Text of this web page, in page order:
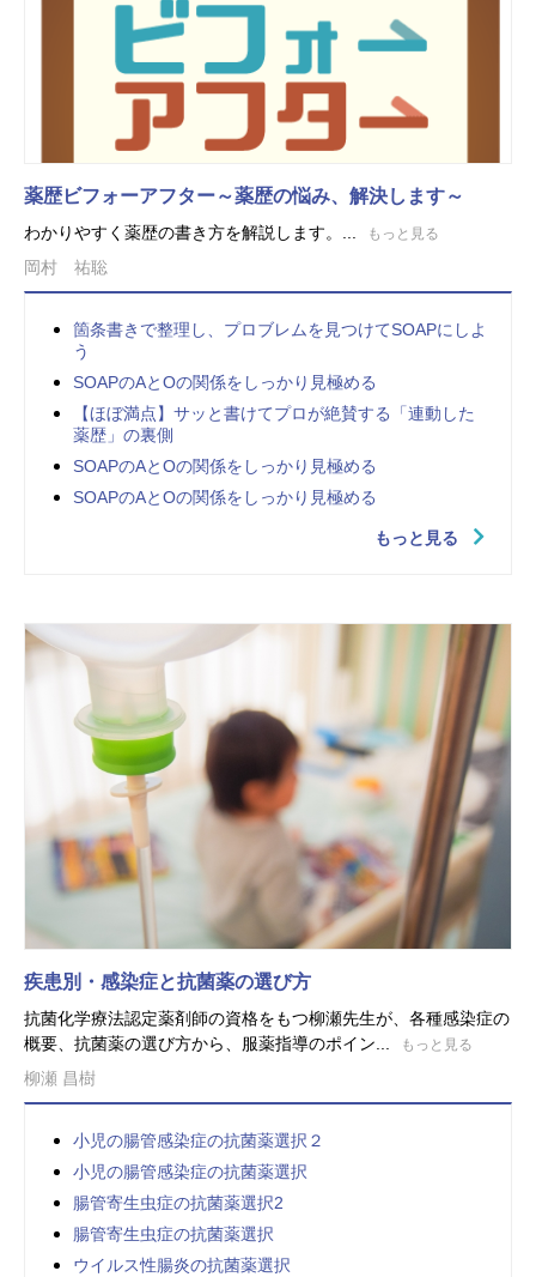
薬歴ビフォーアフター～薬歴の悩み、解決します～
わかりやすく薬歴の書き方を解説します。... もっと見る
岡村 祐聡
箇条書きで整理し、プロブレムを見つけてSOAPにしよ
う
SOAPのAとOの関係をしっかり見極める
【ほぼ満点】サッと書けてプロが絶賛する「連動した
薬歴」の裏側
SOAPのAとOの関係をしっかり見極める
SOAPのAとOの関係をしっかり見極める
もっと見る
疾患別・感染症と抗菌薬の選び方
抗菌化学療法認定薬剤師の資格をもつ柳瀬先生が、各種感染症の
概要、抗菌薬の選び方から、服薬指導のポイン...
もっと見る
柳瀬 昌樹
小児の腸管感染症の抗菌薬選択２
小児の腸管感染症の抗菌薬選択
腸管寄生虫症の抗菌薬選択2
腸管寄生虫症の抗菌薬選択
ウイルス性腸炎の抗菌薬選択